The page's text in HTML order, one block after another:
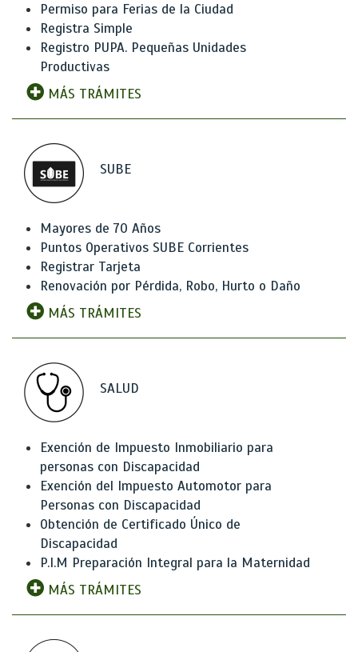
Permiso para Ferias de la Ciudad
Registra Simple
Registro PUPA. Pequeñas Unidades
Productivas
MÁS TRÁMITES
SUBE
Mayores de 70 Años
Puntos Operativos SUBE Corrientes
Registrar Tarjeta
Renovación por Pérdida, Robo, Hurto o Daño
MÁS TRÁMITES
SALUD
Exención de Impuesto Inmobiliario para
personas con Discapacidad
Exención del Impuesto Automotor para
Personas con Discapacidad
Obtención de Certificado Único de
Discapacidad
P.I.M Preparación Integral para la Maternidad
MÁS TRÁMITES